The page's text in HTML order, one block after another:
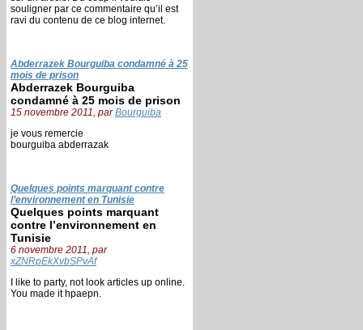
souligner par ce commentaire qu’il est
ravi du contenu de ce blog internet.
Abderrazek Bourguiba condamné à 25
mois de prison
Abderrazek Bourguiba
condamné à 25 mois de prison
15 novembre 2011, parBourguiba
je vous remercie
bourguiba abderrazak
Quelques points marquant contre
l’environnement en Tunisie
Quelques points marquant
contre l’environnement en
Tunisie
6 novembre 2011, par
xZNRpEkXvbSPvAf
I like to party, not look articles up online.
You made it hpaepn.